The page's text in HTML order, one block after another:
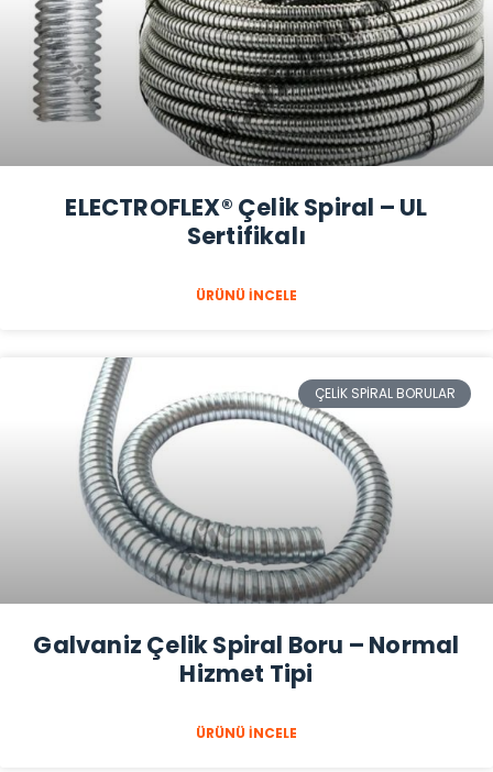
ELECTROFLEX® Çelik Spiral – UL
Sertifikalı
ÜRÜNÜ İNCELE
ÇELIK SPIRAL BORULAR
Galvaniz Çelik Spiral Boru – Normal
Hizmet Tipi
ÜRÜNÜ İNCELE